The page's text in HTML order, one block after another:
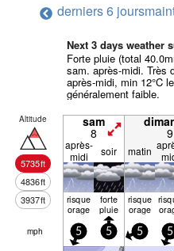
derniers 6 jours
Next 3 days weather
Forte pluie (total
sam. après-midi. Très
après-midi, min 12°C
généralement faible.
Altitude
5735ft
4836ft
3937ft
sam
8 9
après-
midi
soir matin
risque
orage
forte
pluie
risque
orage
mph 5 5 5 5